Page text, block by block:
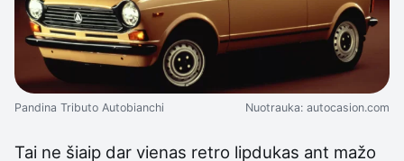
Pandina Tributo Autobianchi Nuotrauka: autocasion.com
Tai ne šiaip dar vienas retro lipdukas ant mažo